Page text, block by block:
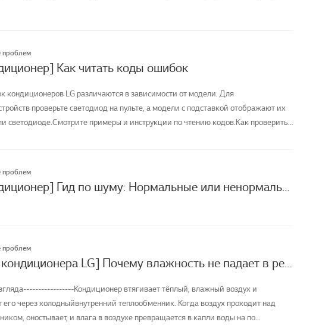
проблем
Как читать коды ошибок
кондиционеров LG различаются в зависимости от модели. Для
проверьте светодиод на пульте, а модели с подставкой отображают их
светодиоде.Смотрите примеры и инструкции по чтению кодов.Как проверить
проблем
[LG кондиционер] Гид по шуму: Нормальные или ненормальные шумы
проблем
[Работа кондиционера LG] Почему влажность не падает в режиме осушения воздуха?
Кондиционер втягивает тёплый, влажный воздух и
через холодныйвнутренний теплообменник. Когда воздух проходит над
оностывает, и влага в воздухе превращается в капли воды на по...